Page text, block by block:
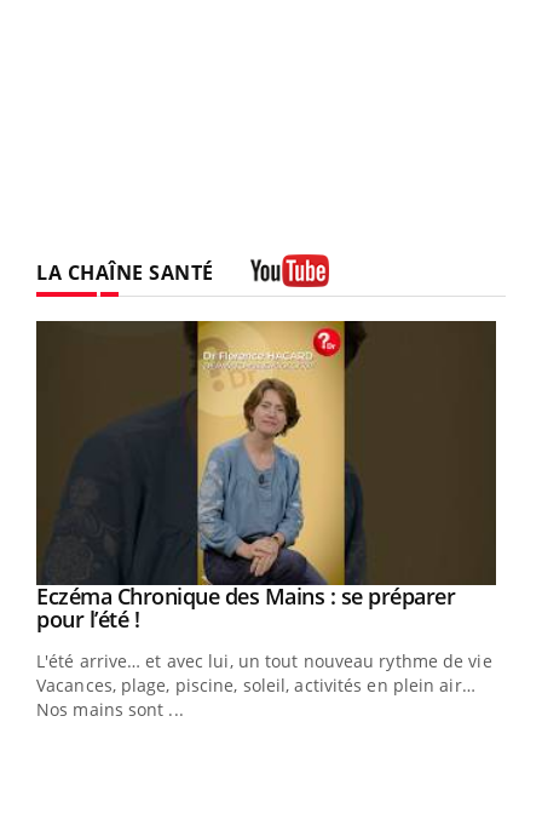
LA CHAÎNE SANTÉ
Youtube
Eczéma Chronique des Mains : se préparer
pour l’été !Youtube
L'été arrive… et avec lui, un tout nouveau rythme de vie !
Vacances, plage, piscine, soleil, activités en plein air…
Nos mains sont ...